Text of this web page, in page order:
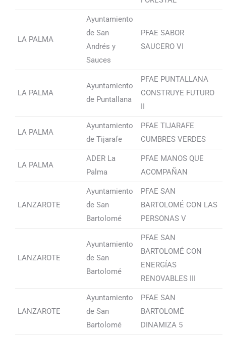
LA PALMA
Ayuntamiento
de San
Andrés y
Sauces
PFAE SABOR
SAUCERO VI
LA PALMA
Ayuntamiento
de Puntallana
PFAE PUNTALLANA
CONSTRUYE FUTURO
II
LA PALMA
Ayuntamiento
de Tijarafe
PFAE TIJARAFE
CUMBRES VERDES
LA PALMA
ADER La
Palma
PFAE MANOS QUE
ACOMPAÑAN
LANZAROTE
Ayuntamiento
de San
Bartolomé
PFAE SAN
BARTOLOMÉ CON LAS
PERSONAS V
LANZAROTE
Ayuntamiento
de San
Bartolomé
PFAE SAN
BARTOLOMÉ CON
ENERGÍAS
RENOVABLES III
LANZAROTE
Ayuntamiento
de San
Bartolomé
PFAE SAN
BARTOLOMÉ
DINAMIZA 5